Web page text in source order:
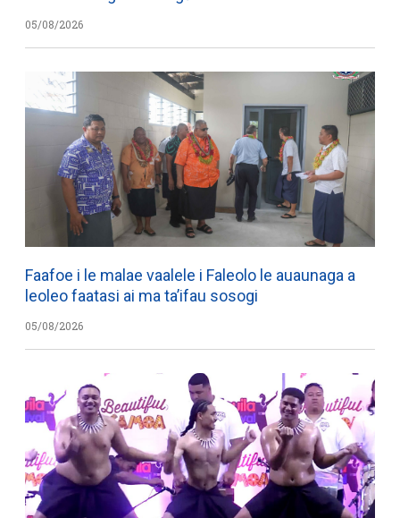
05/08/2026
Faafoe i le malae vaalele i Faleolo le auaunaga a
leoleo faatasi ai ma ta’ifau sosogi
05/08/2026